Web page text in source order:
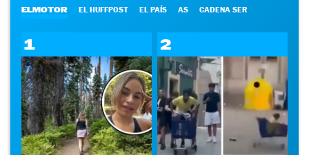
ELMOTOR EL HUFFPOST EL PAÍS AS CADENA SER
1 2